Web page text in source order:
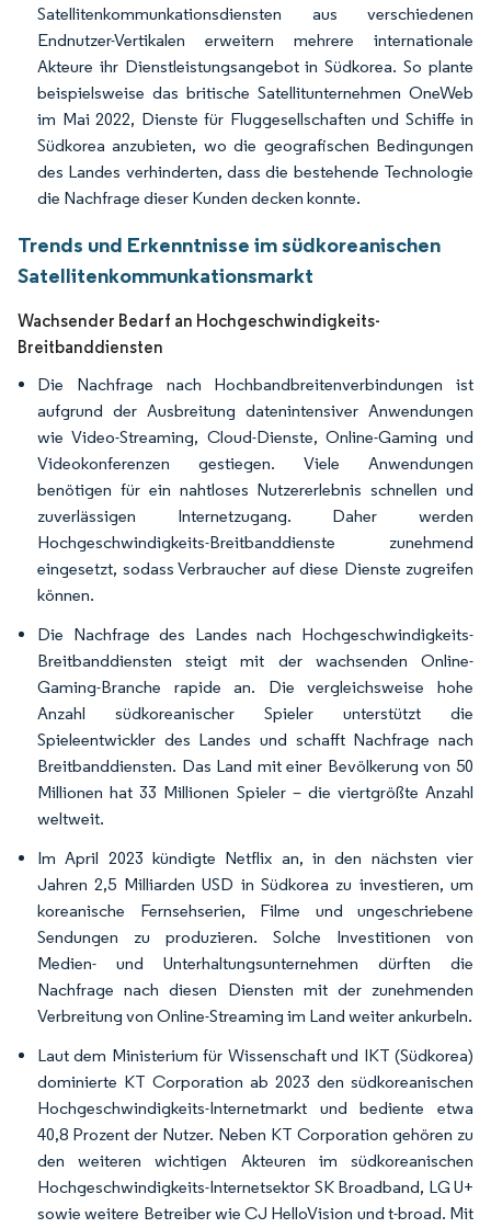
Satellitenkommunkationsdiensten aus verschiedenen
Endnutzer-Vertikalen erweitern mehrere internationale
Akteure ihr Dienstleistungsangebot in Südkorea. So plante
beispielsweise das britische Satellitunternehmen OneWeb
im Mai 2022, Dienste für Fluggesellschaften und Schiffe in
Südkorea anzubieten, wo die geografischen Bedingungen
des Landes verhinderten, dass die bestehende Technologie
die Nachfrage dieser Kunden decken konnte.
Trends und Erkenntnisse im südkoreanischen
Satellitenkommunkationsmarkt
Wachsender Bedarf an Hochgeschwindigkeits-
Breitbanddiensten
Die Nachfrage nach Hochbandbreitenverbindungen ist
aufgrund der Ausbreitung datenintensiver Anwendungen
wie Video-Streaming, Cloud-Dienste, Online-Gaming und
Videokonferenzen gestiegen. Viele Anwendungen
benötigen für ein nahtloses Nutzererlebnis schnellen und
zuverlässigen Internetzugang. Daher werden
Hochgeschwindigkeits-Breitbanddienste zunehmend
eingesetzt, sodass Verbraucher auf diese Dienste zugreifen
können.
Die Nachfrage des Landes nach Hochgeschwindigkeits-
Breitbanddiensten steigt mit der wachsenden Online-
Gaming-Branche rapide an. Die vergleichsweise hohe
Anzahl südkoreanischer Spieler unterstützt die
Spieleentwickler des Landes und schafft Nachfrage nach
Breitbanddiensten. Das Land mit einer Bevölkerung von 50
Millionen hat 33 Millionen Spieler – die viertgrößte Anzahl
weltweit.
Im April 2023 kündigte Netflix an, in den nächsten vier
Jahren 2,5 Milliarden USD in Südkorea zu investieren, um
koreanische Fernsehserien, Filme und ungeschriebene
Sendungen zu produzieren. Solche Investitionen von
Medien- und Unterhaltungsunternehmen dürften die
Nachfrage nach diesen Diensten mit der zunehmenden
Verbreitung von Online-Streaming im Land weiter ankurbeln.
Laut dem Ministerium für Wissenschaft und IKT (Südkorea)
dominierte KT Corporation ab 2023 den südkoreanischen
Hochgeschwindigkeits-Internetmarkt und bediente etwa
40,8 Prozent der Nutzer. Neben KT Corporation gehören zu
den weiteren wichtigen Akteuren im südkoreanischen
Hochgeschwindigkeits-Internetsektor SK Broadband, LG U+
sowie weitere Betreiber wie CJ HelloVision und t-broad. Mit